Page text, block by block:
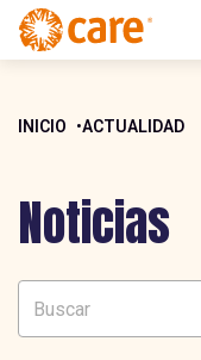
INICIO ACTUALIDAD
Noticias